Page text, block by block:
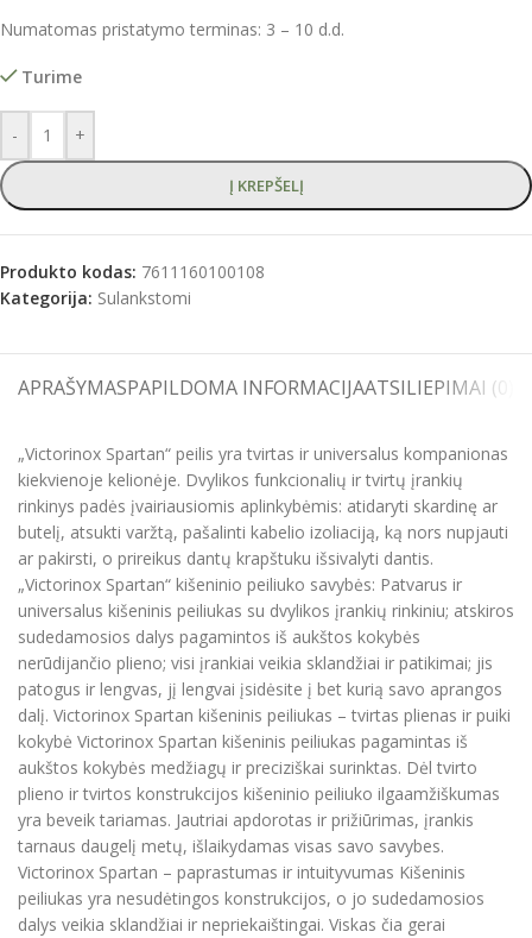
Numatomas pristatymo terminas: 3 – 10 d.d.
Turime
- +
Į KREPŠELĮ
Produkto kodas: 7611160100108
Kategorija: Sulankstomi
APRAŠYMASPAPILDOMA INFORMACIJAATSILIEPIMAI (0)
„Victorinox Spartan“ peilis yra tvirtas ir universalus kompanionas
kiekvienoje kelionėje. Dvylikos funkcionalių ir tvirtų įrankių
rinkinys padės įvairiausiomis aplinkybėmis: atidaryti skardinę ar
butelį, atsukti varžtą, pašalinti kabelio izoliaciją, ką nors nupjauti
ar pakirsti, o prireikus dantų krapštuku išsivalyti dantis.
„Victorinox Spartan“ kišeninio peiliuko savybės: Patvarus ir
universalus kišeninis peiliukas su dvylikos įrankių rinkiniu; atskiros
sudedamosios dalys pagamintos iš aukštos kokybės
nerūdijančio plieno; visi įrankiai veikia sklandžiai ir patikimai; jis
patogus ir lengvas, jį lengvai įsidėsite į bet kurią savo aprangos
dalį. Victorinox Spartan kišeninis peiliukas – tvirtas plienas ir puiki
kokybė Victorinox Spartan kišeninis peiliukas pagamintas iš
aukštos kokybės medžiagų ir preciziškai surinktas. Dėl tvirto
plieno ir tvirtos konstrukcijos kišeninio peiliuko ilgaamžiškumas
yra beveik tariamas. Jautriai apdorotas ir prižiūrimas, įrankis
tarnaus daugelį metų, išlaikydamas visas savo savybes.
Victorinox Spartan – paprastumas ir intuityvumas Kišeninis
peiliukas yra nesudėtingos konstrukcijos, o jo sudedamosios
dalys veikia sklandžiai ir nepriekaištingai. Viskas čia gerai